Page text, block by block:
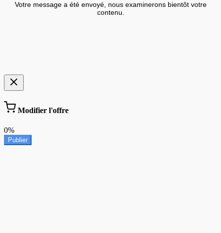
Votre message a été envoyé, nous examinerons bientôt votre
contenu.
Modifier l'offre
0%
Publier